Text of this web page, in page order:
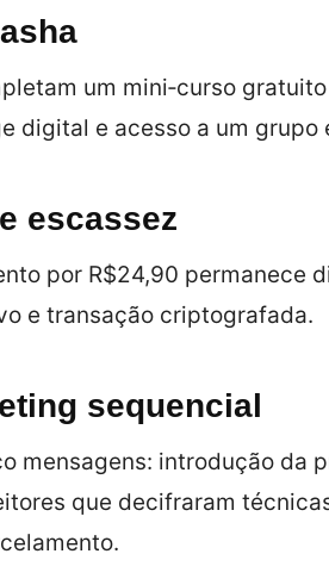
um mini‑curso
digital e acesso a um grupo
escassez
por R$24,90 permanece
e transação criptografada.
sequencial
mensagens: introdução da
que decifraram